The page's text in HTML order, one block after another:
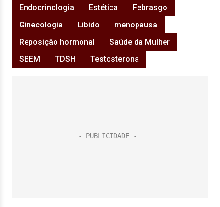
Endocrinologia Estética
Febrasgo
Ginecologia
Libido
menopausa
Reposição hormonal
Saúde da Mulher
SBEM
TDSH Testosterona